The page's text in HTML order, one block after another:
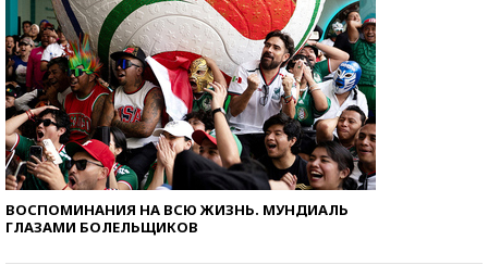
ВОСПОМИНАНИЯ НА ВСЮ ЖИЗНЬ. МУНДИАЛЬ
ГЛАЗАМИ БОЛЕЛЬЩИКОВ